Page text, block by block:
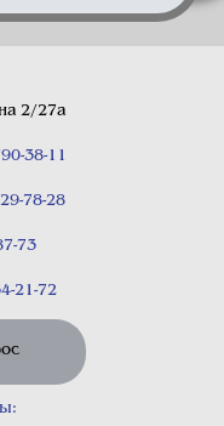
2/27а
38-11
78-28
73
21-72